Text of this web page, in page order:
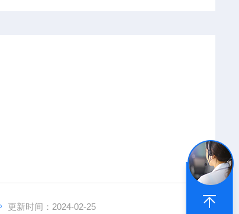
更新时间：2024-02-25